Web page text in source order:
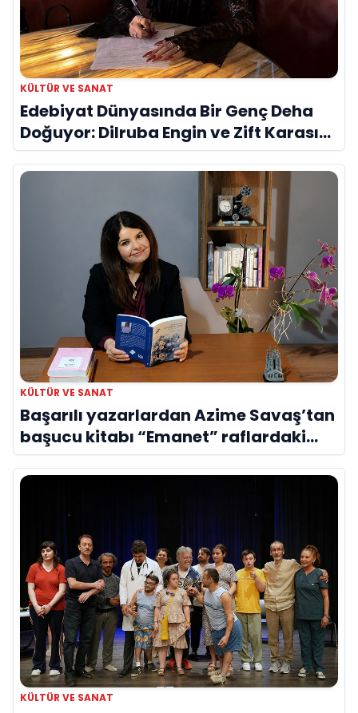
KÜLTÜR VE SANAT
Edebiyat Dünyasında Bir Genç Deha
Doğuyor: Dilruba Engin ve Zift Karası
Evreni ‘AVENOİR’
KÜLTÜR VE SANAT
Başarılı yazarlardan Azime Savaş’tan
başucu kitabı “Emanet” raflardaki
yerini aldı
KÜLTÜR VE SANAT